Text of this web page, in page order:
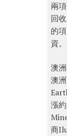
兩
回
的
資。
澳
澳
漲
商